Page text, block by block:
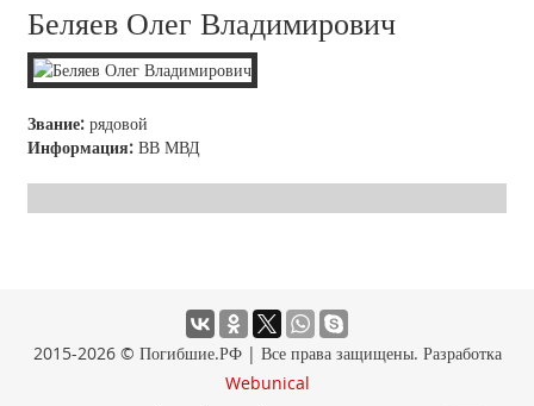
Беляев Олег Владимирович
Звание: рядовой
Информация: ВВ МВД
2015-2026 © Погибшие.РФ | Все права защищены. Разработка
Webunical